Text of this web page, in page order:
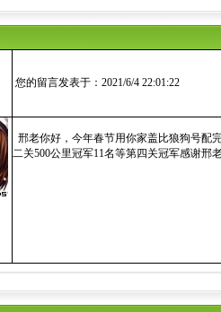
您的留言发表于：2021/6/4 22:01:22
邢老你好，今年春节用你家盖比狼狗号配
二关500公里冠军11名等第四关冠军感谢邢